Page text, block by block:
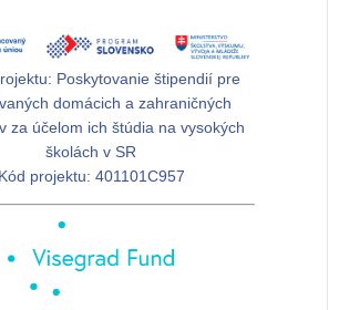
Poskytovanie štipendií pre
domácich a zahraničných
za účelom ich štúdia na vysokých
školách v SR
Kód projektu: 401101C957